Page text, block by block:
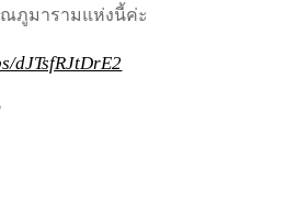
ภูมารามแห่งนี้ค่ะ
dJTsfRJtDrE2